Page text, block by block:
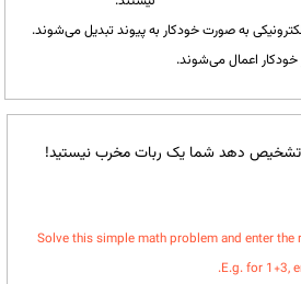
به صورت خودکار به پیوند تبدیل می‌شوند.
اعمال می‌شوند.
تشخیص دهد شما یک ربات مخرب نیستید!
Solve this simple math problem and enter the
E.g. for 1+3,